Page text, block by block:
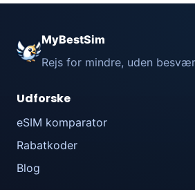
MyBestSim
Rejs for mindre, uden
Udforske
eSIM komparator
Rabatkoder
Blog